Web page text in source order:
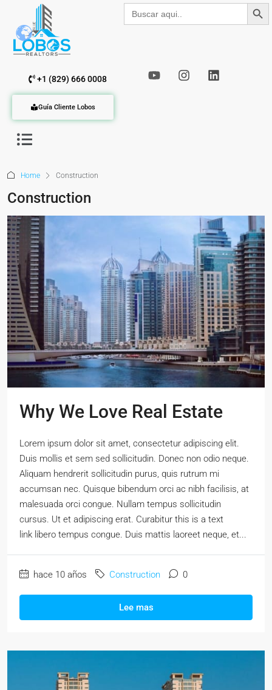
Buscar: Botón de
+1 (829) 666 0008
Guía Cliente Lobos
Home Construction
Construction
Why We Love Real Estate
Lorem ipsum dolor sit amet, consectetur adipiscing elit.
Duis mollis et sem sed sollicitudin. Donec non odio neque.
Aliquam hendrerit sollicitudin purus, quis rutrum mi
accumsan nec. Quisque bibendum orci ac nibh facilisis, at
malesuada orci congue. Nullam tempus sollicitudin
cursus. Ut et adipiscing erat. Curabitur this is a text
link libero tempus congue. Duis mattis laoreet neque, et...
hace 10 años Construction 0
Lee mas